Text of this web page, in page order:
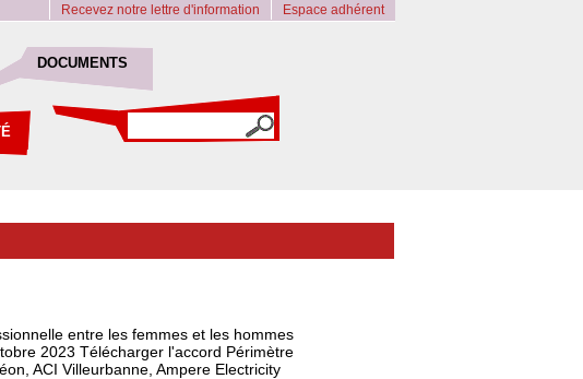
Espace adhérent
Recevez notre lettre d'information
DOCUMENTS
entre les femmes et les hommes
2023 Télécharger l'accord Périmètre
ACI Villeurbanne, Ampere Electricity